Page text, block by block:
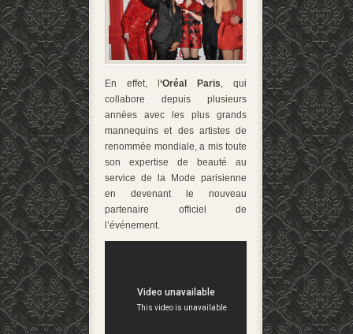
En effet, l ‘Oréal Paris, qui
collabore depuis plusieurs
années avec les plus grands
mannequins et des artistes de
renommée mondiale, a mis toute
son expertise de beauté au
service de la Mode parisienne
en devenant le nouveau
partenaire officiel de
l’événement.